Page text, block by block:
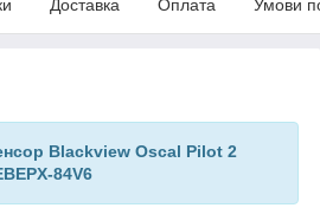
Доставка Оплата Умови
Blackview Oscal Pilot 2
84V6